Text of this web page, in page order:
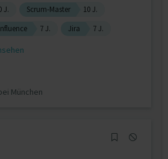
J. Scrum-Master
10 J.
7 J. Jira 7 J.
München